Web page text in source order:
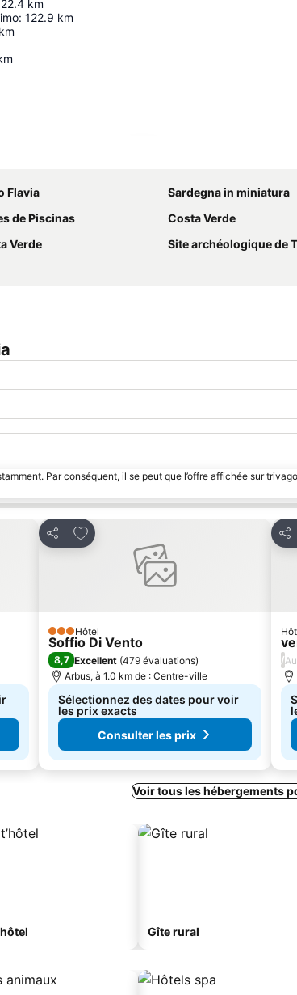
km
: 122.9 km
km
Flavia
Sardegna in miniatura
de Piscinas
Costa Verde
Verde
Site archéologique de
Par conséquent, il se peut que l’offre affichée sur
Partager
Ajouter à mes favoris
3 Étoiles
Hôtel
Soffio Di Vento
8,7 Excellent (479 évaluations)
Arbus, à 1.0 km de : Centre-ville
Sélectionnez des dates pour voir
les prix exacts
Consulter les prix
/
Voir tous les hébergements
Gîte rural